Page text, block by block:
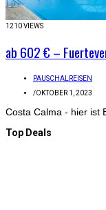
1210 VIEWS
ab 602 € –
PAUSCHALREISEN
/OKTOBER 1, 2023
Costa Calma - hier ist
Top Deals